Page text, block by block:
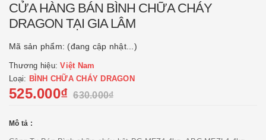
CỬA HÀNG BÁN BÌNH CHỮA CHÁY
DRAGON TẠI GIA LÂM
Mã sản phẩm: (đang cập nhật...)
Thương hiệu:Việt Nam
Loại: BÌNH CHỮA CHÁY DRAGON
525.000₫ 630.000₫
Mô tả :